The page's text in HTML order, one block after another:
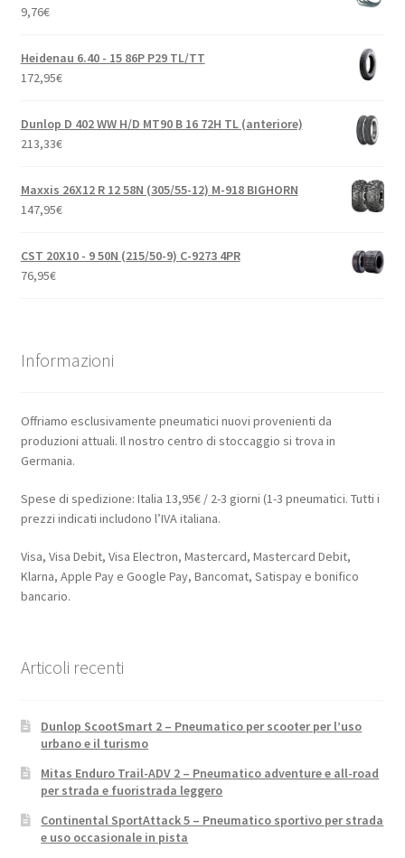
9,76€
Heidenau 6.40 - 15 86P P29 TL/TT
172,95€
Dunlop D 402 WW H/D MT90 B 16 72H TL (anteriore)
213,33€
Maxxis 26X12 R 12 58N (305/55-12) M-918 BIGHORN
147,95€
CST 20X10 - 9 50N (215/50-9) C-9273 4PR
76,95€
Informazioni
Offriamo esclusivamente pneumatici nuovi provenienti da
produzioni attuali. Il nostro centro di stoccaggio si trova in
Germania.
Spese di spedizione: Italia 13,95€ / 2-3 giorni (1-3 pneumatici. Tutti i
prezzi indicati includono l’IVA italiana.
Visa, Visa Debit, Visa Electron, Mastercard, Mastercard Debit,
Klarna, Apple Pay e Google Pay, Bancomat, Satispay e bonifico
bancario.
Articoli recenti
Dunlop ScootSmart 2 – Pneumatico per scooter per l’uso
urbano e il turismo
Mitas Enduro Trail-ADV 2 – Pneumatico adventure e all-road
per strada e fuoristrada leggero
Continental SportAttack 5 – Pneumatico sportivo per strada
e uso occasionale in pista